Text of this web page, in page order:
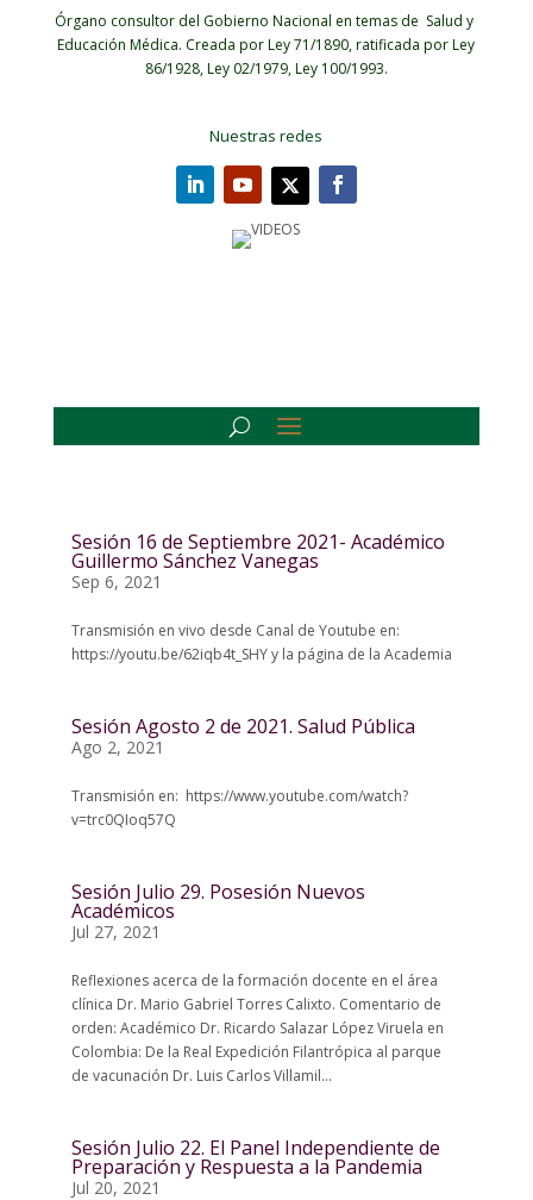
Órgano consultor del Gobierno Nacional en temas de Salud y
Educación Médica. Creada por Ley 71/1890, ratificada por Ley
86/1928, Ley 02/1979, Ley 100/1993.
Nuestras redes
Sesión 16 de Septiembre 2021- Académico
Guillermo Sánchez Vanegas
Sep 6, 2021
Transmisión en vivo desde Canal de Youtube en:
https://youtu.be/62iqb4t_SHY y la página de la Academia
Sesión Agosto 2 de 2021. Salud Pública
Ago 2, 2021
Transmisión en: https://www.youtube.com/watch?
v=trc0QIoq57Q
Sesión Julio 29. Posesión Nuevos
Académicos
Jul 27, 2021
Reflexiones acerca de la formación docente en el área
clínica Dr. Mario Gabriel Torres Calixto. Comentario de
orden: Académico Dr. Ricardo Salazar López Viruela en
Colombia: De la Real Expedición Filantrópica al parque
de vacunación Dr. Luis Carlos Villamil...
Sesión Julio 22. El Panel Independiente de
Preparación y Respuesta a la Pandemia
Jul 20, 2021